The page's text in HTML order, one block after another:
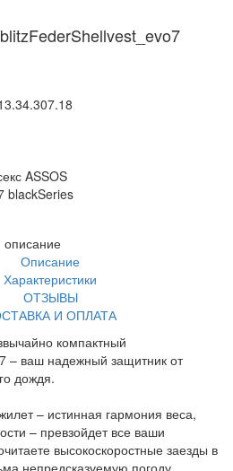
ASSOS
blackSeries
описание
Описание
Характеристики
ОТЗЫВЫ
И ОПЛАТА
компактный
– ваш надежный защитник от
дождя.
– истинная гармония веса,
– превзойдет все ваши
высокоскоростные заезды в
непредсказуемую погоду,